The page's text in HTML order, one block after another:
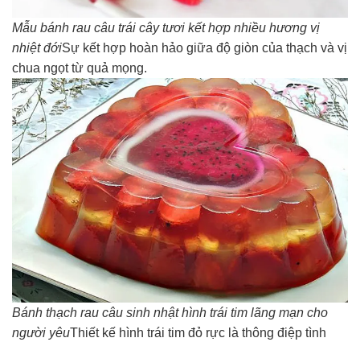
Mẫu bánh rau câu trái cây tươi kết hợp nhiều hương vị
nhiệt đớiSự kết hợp hoàn hảo giữa độ giòn của thạch và vị
chua ngọt từ quả mọng.
Bánh thạch rau câu sinh nhật hình trái tim lãng mạn cho
người yêuThiết kế hình trái tim đỏ rực là thông điệp tình